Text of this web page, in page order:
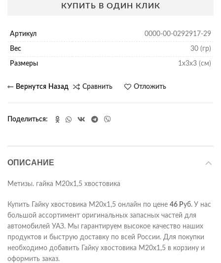
КУПИТЬ В ОДИН КЛИК
Артикул 0000-00-0292917-29
Вес 30 (гр)
Размеры 1х3х3 (см)
Сравнить Отложить
Поделиться
ОПИСАНИЕ
Метизы. гайка М20х1,5 хвостовика
Купить Гайку хвостовика М20х1,5 онлайн по цене 46 Руб. У нас
большой ассортимент оригинальных запасных частей для
автомобилей УАЗ. Мы гарантируем высокое качество наших
продуктов и быструю доставку по всей России. Для покупки
необходимо добавить Гайку хвостовика М20х1,5 в корзину и
оформить заказ.